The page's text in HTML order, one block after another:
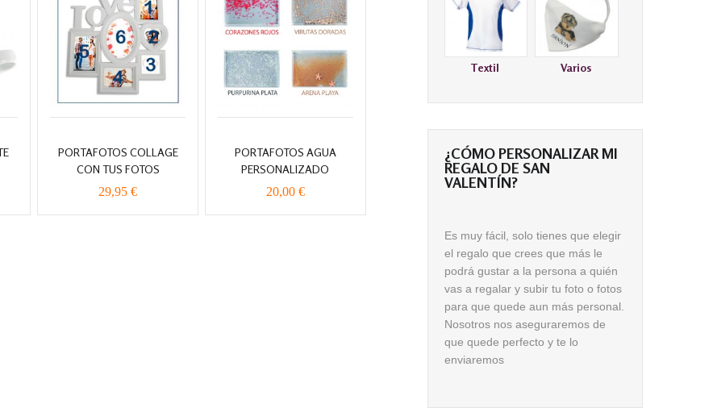
PORTAFOTOS COLLAGE
CON TUS FOTOS
29,95 €
PORTAFOTOS AGUA
PERSONALIZADO
20,00 €
Textil Varios
¿CÓMO PERSONALIZAR MI
REGALO DE SAN
VALENTÍN?
Es muy fácil, solo tienes que elegir
el regalo que crees que más le
podrá gustar a la persona a quién
vas a regalar y subir tu foto o fotos
para que quede aun más personal.
Nosotros nos aseguraremos de
que quede perfecto y te lo
enviaremos